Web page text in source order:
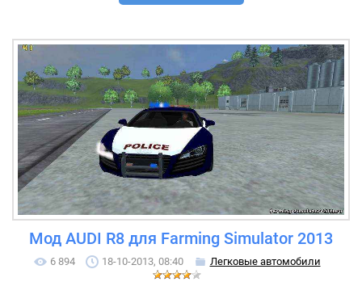
Мод AUDI R8 для Farming Simulator 2013
6 894 18-10-2013, 08:40 Легковые автомобили